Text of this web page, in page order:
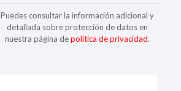
Puedes consultar la información adicional y
detallada sobre protección de datos en
nuestra página depolítica de privacidad.